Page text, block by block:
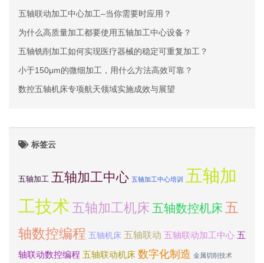
五轴联动加工中心加工–当你需要时应用？
为什么高质量加工都要使用五轴加工中心设备？
五轴铣削加工如何实现医疗器械的稳定可重复加工？
小于150μm的微细加工，用什么方法高效可靠？
数控五轴机床专项航天领域实施成效与展望
标签云
五轴加工 五轴加工中心 五轴加工中心培训
五轴加
工技术 五轴加工机床 五轴数控机床 五
轴数控编程 五轴机床 五轴联动 五轴联动加工中心 五
轴联动数控编程 五轴联动机床 数字化制造 金属切削技术